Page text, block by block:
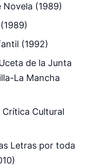
Novela (1989)
(1992)
de la Junta
La Mancha
Cultural
Letras por toda